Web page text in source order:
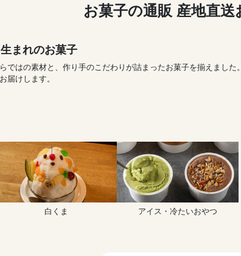
お菓子の通販 産地直
まれのお菓子
ではの素材と、作り手のこだわりが詰まったお菓子を揃えまし
届けします。
白くま アイス・冷たいおやつ